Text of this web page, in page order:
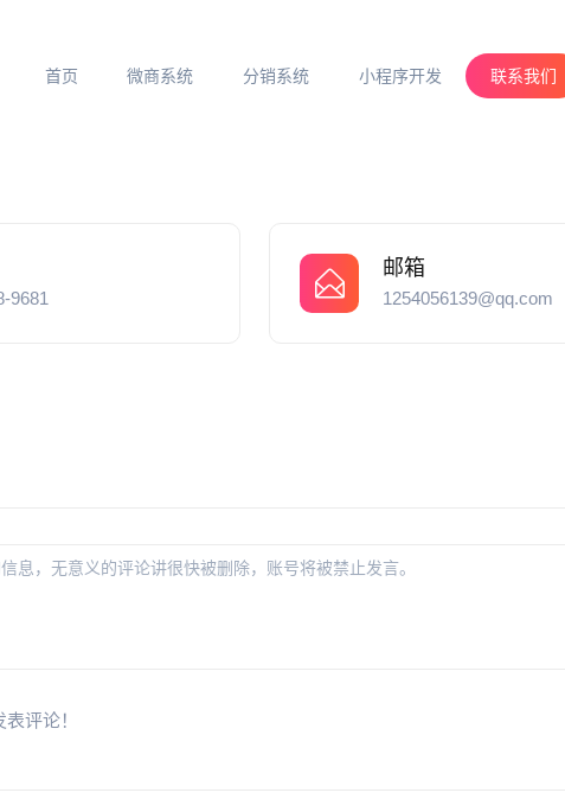
首页 微商系统 分销系统 小程序开发 联系我们
9681
邮箱
1254056139@qq.com
评论！